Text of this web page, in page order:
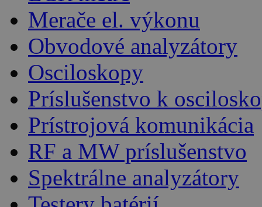
Merače el. výkonu
Obvodové analyzátory
Osciloskopy
Príslušenstvo k
Prístrojová komunikácia
RF a MW príslušenstvo
Spektrálne analyzátory